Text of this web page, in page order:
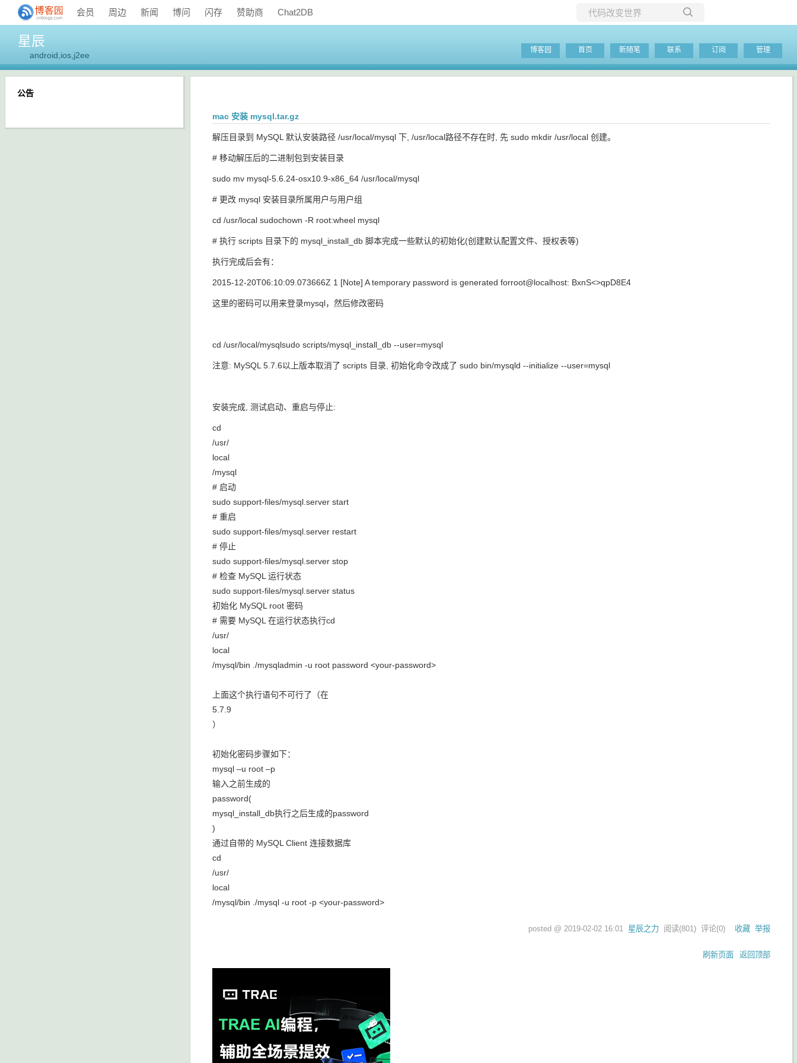
会员 周边 新闻 博问 闪存 赞助商 Chat2DB
当前博客
星辰
android,ios,j2ee
博客园 首页 新随笔 联系 订阅 管理
mac 安装 mysql.tar.gz
解压目录到 MySQL 默认安装路径 /usr/local/mysql 下, /usr/local路径不存在时, 先 sudo mkdir /usr/local 创建。
# 移动解压后的二进制包到安装目录
sudo mv mysql-5.6.24-osx10.9-x86_64 /usr/local/mysql
# 更改 mysql 安装目录所属用户与用户组
cd /usr/local sudochown -R root:wheel mysql
# 执行 scripts 目录下的 mysql_install_db 脚本完成一些默认的初始化(创建默认配置文件、授权表等)
执行完成后会有：
2015-12-20T06:10:09.073666Z 1 [Note] A temporary password is generated forroot@localhost: BxnS<>qpD8E4
这里的密码可以用来登录mysql，然后修改密码
cd /usr/local/mysqlsudo scripts/mysql_install_db --user=mysql
注意: MySQL 5.7.6以上版本取消了 scripts 目录, 初始化命令改成了 sudo bin/mysqld --initialize --user=mysql
安装完成, 测试启动、重启与停止:
cd
/usr/
local
/mysql
# 启动
sudo support-files/mysql.server start
# 重启
sudo support-files/mysql.server restart
# 停止
sudo support-files/mysql.server stop
# 检查 MySQL 运行状态
sudo support-files/mysql.server status
初始化 MySQL root 密码
# 需要 MySQL 在运行状态执行cd
/usr/
local
/mysql/bin ./mysqladmin -u root password <your-password>
上面这个执行语句不可行了（在
5.7.9
）
初始化密码步骤如下：
mysql –u root –p
输入之前生成的
password(
mysql_install_db执行之后生成的password
)
通过自带的 MySQL Client 连接数据库
cd
/usr/
local
/mysql/bin ./mysql -u root -p <your-password>
posted @ 2019-02-02 16:01 星辰之力 阅读(801) 评论(0) 收藏 举报
刷新页面 返回顶部
公告